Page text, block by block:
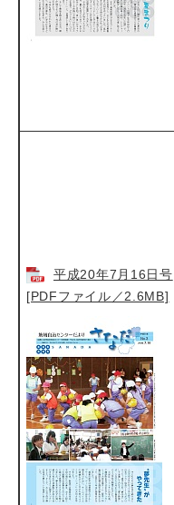
平成20年7月16日号
[PDFファイル／2.6MB]